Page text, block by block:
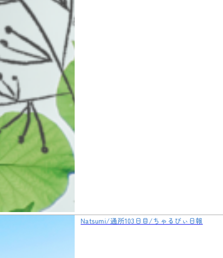
Natsumi/通所103日目/ちゃるびぃ日報